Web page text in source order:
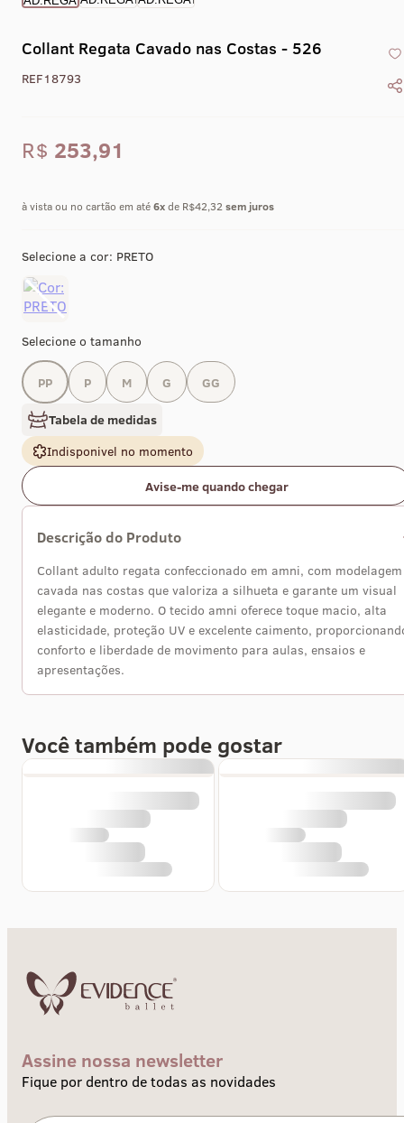
Collant Regata Cavado nas Costas - 526
REF18793
R$ 253,91
à vista ou no cartão em até6xde R$42,32 sem juros
Selecione a cor: PRETO
Selecione o tamanho
PP P M G GG
Tabela de medidas
Indisponivel no momento
Avise-me quando chegar
Descrição do Produto
Collant adulto regata confeccionado em amni, com modelagem
cavada nas costas que valoriza a silhueta e garante um visual
elegante e moderno. O tecido amni oferece toque macio, alta
elasticidade, proteção UV e excelente caimento,
conforto e liberdade de movimento para aulas, ensaios e
apresentações.
Você também pode gostar
Assine nossa newsletter
Fique por dentro de todas as novidades